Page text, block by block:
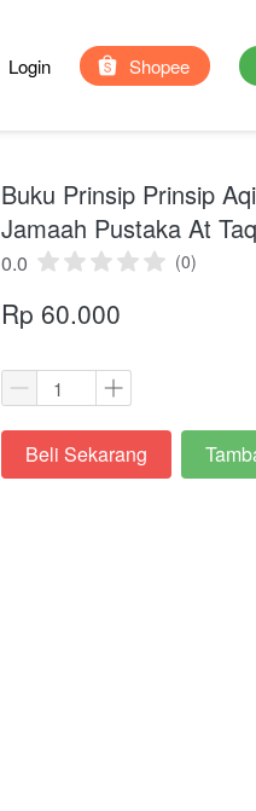
Cari ...
Login ` Shopee
Buku Prinsip Prinsip
Jamaah Pustaka At
0.0 (0)
Rp 60.000
`Beli Sekarang `